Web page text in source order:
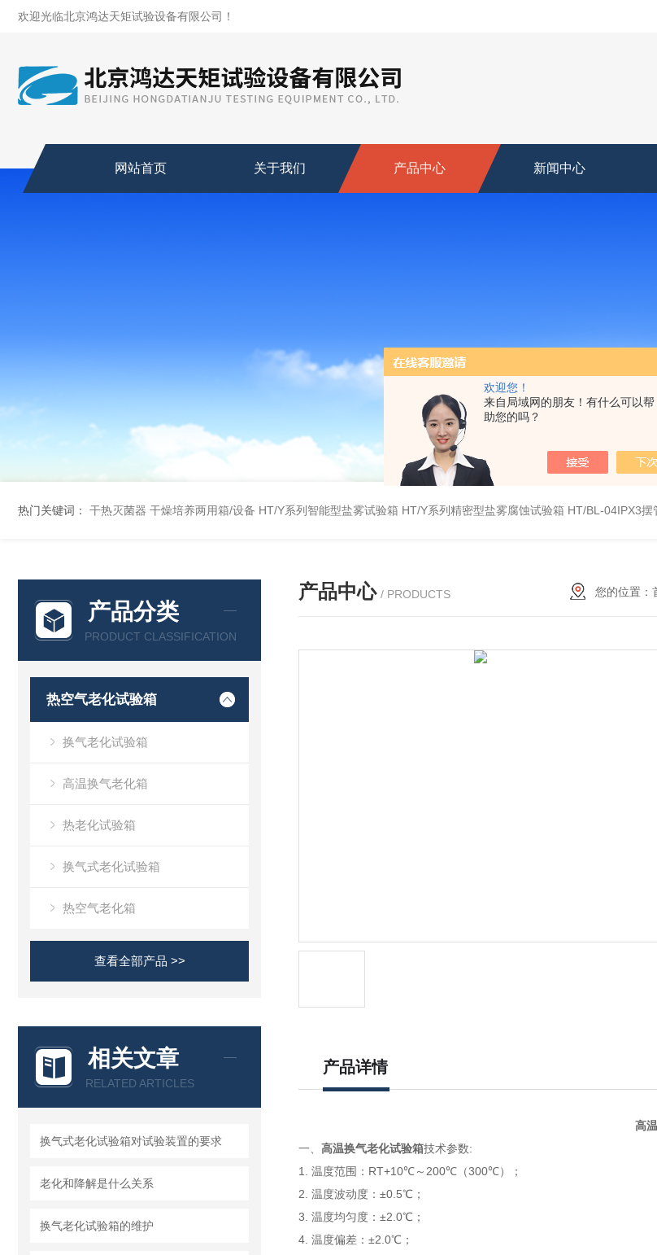
欢迎您！
来自局域网的朋友！有什么可以帮
助您的吗？
欢迎光临北京鸿达天矩试验设备有限公司！
网站首页 关于我们 产品中心 新闻中心
热门关键词： 干热灭菌器 干燥培养两用箱/设备 HT/Y系列智能型盐雾试验箱 HT/Y系列精密型盐雾腐蚀试验箱 HT/BL-04IPX3摆管式
产品分类
PRODUCT CLASSIFICATION
热空气老化试验箱
换气老化试验箱
高温换气老化箱
热老化试验箱
换气式老化试验箱
热空气老化箱
查看全部产品 >>
相关文章
RELATED ARTICLES
换气式老化试验箱对试验装置的要求
老化和降解是什么关系
换气老化试验箱的维护
产品中心 / PRODUCTS 您的位置：
产品详情
高
一、 高温换气老化试验箱技术参数:
1. 温度范围：RT+10℃～200℃（300℃）；
2. 温度波动度：±0.5℃；
3. 温度均匀度：±2.0℃；
4. 温度偏差：±2.0℃；